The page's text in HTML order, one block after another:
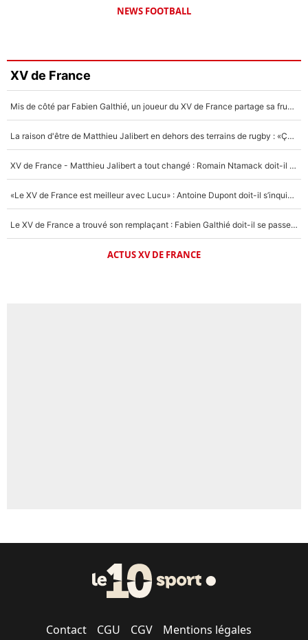
NEWS FOOTBALL
XV de France
Mis de côté par Fabien Galthié, un joueur du XV de France partage sa frustration : «ils ne me l’ont pas dit tout de suite»
La raison d'être de Matthieu Jalibert en dehors des terrains de rugby : «Ça m'atteint autant que si tu touches à un membre de ma famille»
XV de France - Matthieu Jalibert a tout changé : Romain Ntamack doit-il s’inquiéter pour sa place à un an de la Coupe du monde ?
«Le XV de France est meilleur avec Lucu» : Antoine Dupont doit-il s’inquiéter pour sa place ?
Le XV de France a trouvé son remplaçant : Fabien Galthié doit-il se passer d'Antoine Dupont ?
ACTUS XV DE FRANCE
Contact CGU CGV Mentions légales